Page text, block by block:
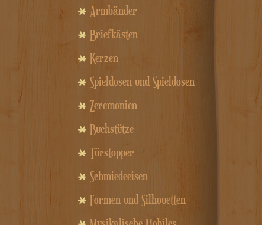
Armbänder
Briefkästen
Kerzen
Spieldosen und Spieldosen
Zeremonien
Buchstütze
Türstopper
Schmiedeeisen
Formen und Silhouetten